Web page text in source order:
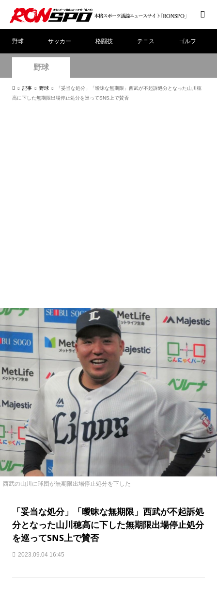
野球 サッカー 格闘技 テニス ゴルフ
野球
記事 野球
「妥当な処分」「曖昧な無期限」西武が不起訴処分となった山川穂
高に下した無期限出場停止処分を巡ってSNS上で賛否
西武の山川に球団が無期限出場停止処分を下した
「妥当な処分」「曖昧な無期限」西武が不起訴処
分となった山川穂高に下した無期限出場停止処分
を巡ってSNS上で賛否
2023.09.04 16:45